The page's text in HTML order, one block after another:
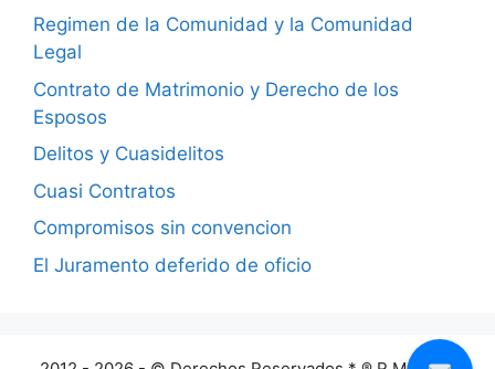
Regimen de la Comunidad y la Comunidad
Legal
Contrato de Matrimonio y Derecho de los
Esposos
Delitos y Cuasidelitos
Cuasi Contratos
Compromisos sin convencion
El Juramento deferido de oficio